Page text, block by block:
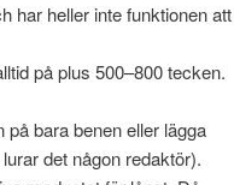
har heller inte funk­tio­nen att
på plus 500–800 tecken.
bara benen eller lägga
det någon redak­tör).